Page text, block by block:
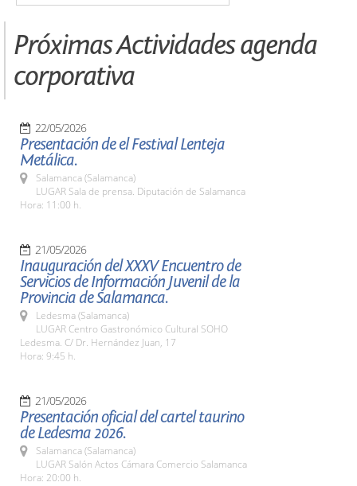
Próximas Actividades agenda
corporativa
22/05/2026
Presentación de el Festival Lenteja
Metálica.
Salamanca (Salamanca)
LUGAR Sala de prensa. Diputación de Salamanca
Hora: 11:00 h.
21/05/2026
Inauguración del XXXV Encuentro de
Servicios de Información Juvenil de la
Provincia de Salamanca.
Ledesma (Salamanca)
LUGAR Centro Gastronómico Cultural SOHO
Ledesma. C/ Dr. Hernández Juan, 17
Hora: 9:45 h.
21/05/2026
Presentación oficial del cartel taurino
de Ledesma 2026.
Salamanca (Salamanca)
LUGAR Salón Actos Cámara Comercio Salamanca
Hora: 20:00 h.